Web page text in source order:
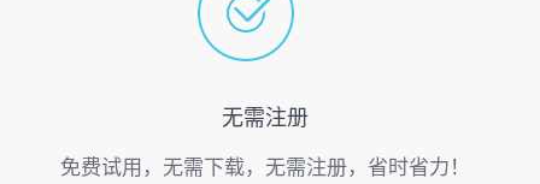
无需注册
免费试用，无需下载，无需注册，省时省力！